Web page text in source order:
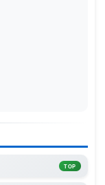
TOP